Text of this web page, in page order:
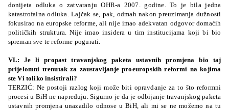
donijeta odluka o zatvaranju OHR-a 2007. godine. To je bila jedna
katastrofalna odluka. Lajčak se, pak, odmah nakon preuzimanja dužnosti
fokusirao na europske reforme, ali nije imao adekvatan odgovor domaćih
političkih struktura. Nije imao insidera u tim institucijama koji bi bio
spreman sve te reforme pogurati.
VL: Je li propast travanjskog paketa ustavnih promjena bio taj
prijelomni trenutak za zaustavljanje proeuropskih reformi na kojima
ste Vi toliko insistirali?
TERZIĆ: Ne postoji razlog koji može biti opravdanje za to što reformni
procesi u BiH ne napreduju. Sigurno je da je odbijanje travanjskog paketa
ustavnih promjena unazadilo odnose u BiH, ali mi se ne možemo na tu